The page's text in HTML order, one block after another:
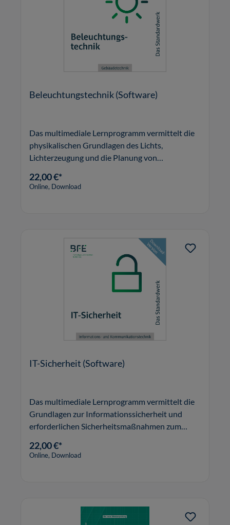
Beleuchtungstechnik (Software)
Das multimediale Lernprogramm vermittelt die
physikalischen Grundlagen des Lichts,
Lichterzeugung und die Planung von
22,00 €*
Online, Download
IT-Sicherheit (Software)
Das multimediale Lernprogramm vermittelt die
Grundlagen zur Informationssicherheit und
erforderlichen Sicherheitsmaßnahmen zum
mittleren Unternehmen.
22,00 €*
Online, Download